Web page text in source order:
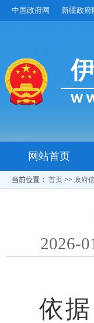
中国政府网 新疆政府
网站首页
当前位置： 首页 >> 政府
2026-
依